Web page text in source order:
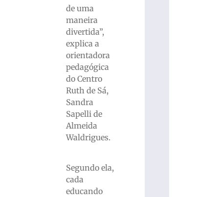
de uma
maneira
divertida”,
explica a
orientadora
pedagógica
do Centro
Ruth de Sá,
Sandra
Sapelli de
Almeida
Waldrigues.
Segundo ela,
cada
educando